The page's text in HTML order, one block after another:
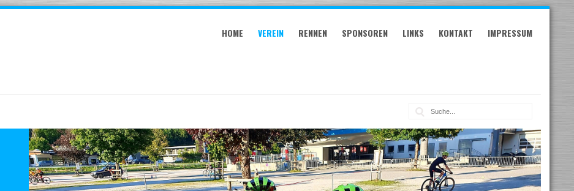
HOME VEREIN RENNEN SPONSOREN LINKS KONTAKT IMPRESSUM
Suche: